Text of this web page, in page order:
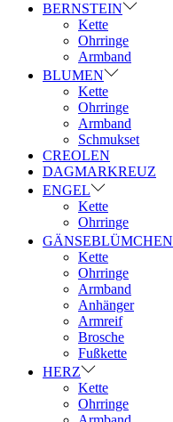
BERNSTEIN
Kette
Ohrringe
Armband
BLUMEN
Kette
Ohrringe
Armband
Schmukset
CREOLEN
DAGMARKREUZ
ENGEL
Kette
Ohrringe
GÄNSEBLÜMCHEN
Kette
Ohrringe
Armband
Anhänger
Armreif
Brosche
Fußkette
HERZ
Kette
Ohrringe